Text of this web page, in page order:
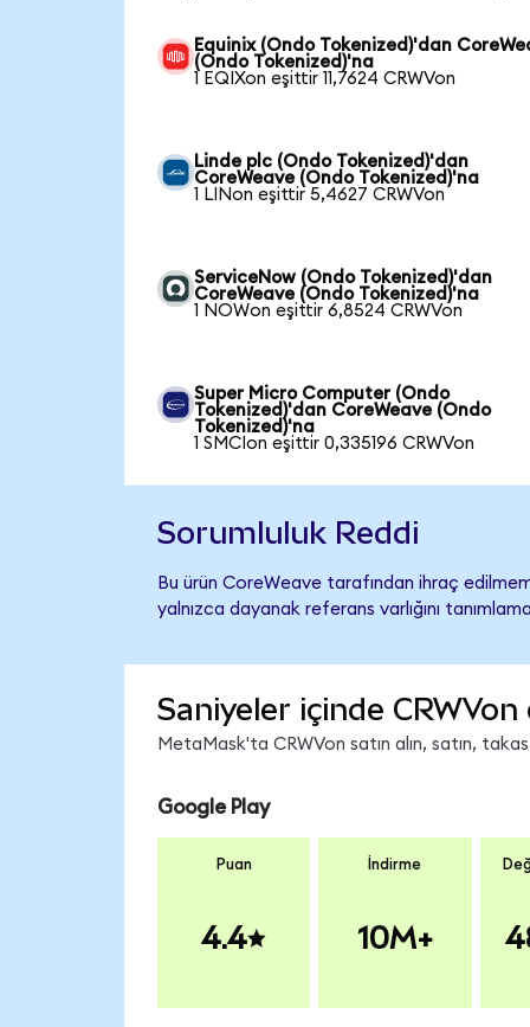
Equinix (Ondo Tokenized)'dan
(Ondo Tokenized)'na
1 EQIXon eşittir 11,7624 CRWVon
Linde plc (Ondo Tokenized)'dan
CoreWeave (Ondo Tokenized)'na
1 LINon eşittir 5,4627 CRWVon
ServiceNow (Ondo Tokenized)'dan
CoreWeave (Ondo Tokenized)'na
1 NOWon eşittir 6,8524 CRWVon
Super Micro Computer (Ondo
Tokenized)'dan CoreWeave (Ondo
Tokenized)'na
1 SMCIon eşittir 0,335196 CRWVon
Sorumluluk Reddi
Bu ürün CoreWeave tarafından ihraç
yalnızca dayanak referans varlığını
Saniyeler içinde CRWVon
MetaMask'ta CRWVon satın alın, satın,
Google Play
Puan
4.4
İndirme
10M+